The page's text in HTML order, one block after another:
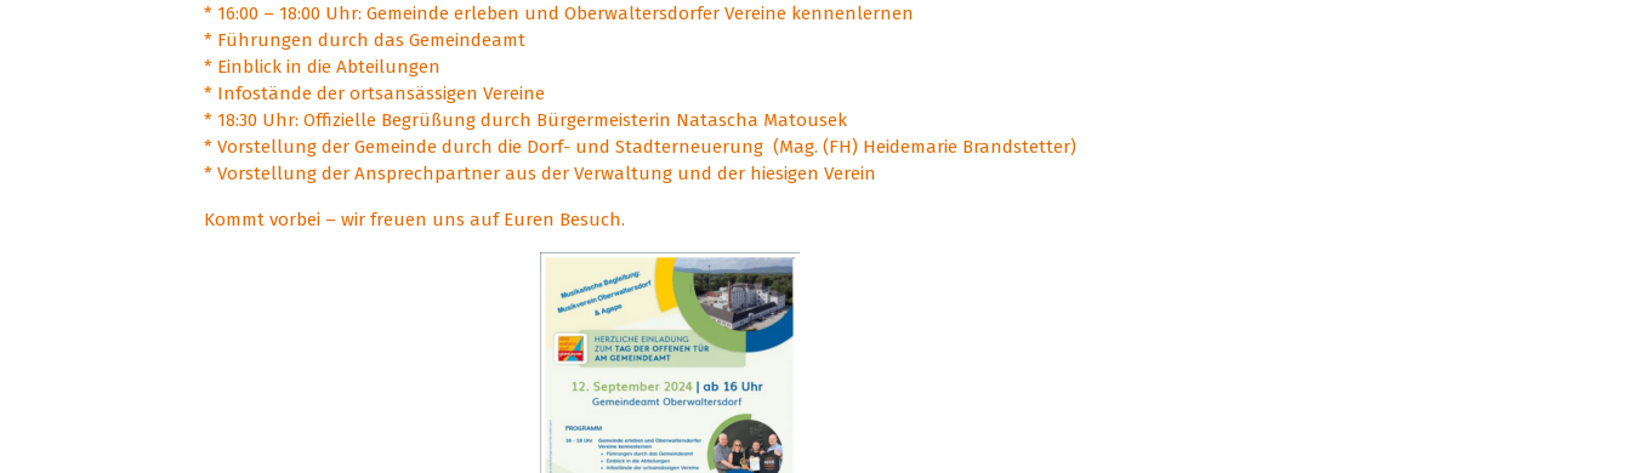
* 16:00 – 18:00 Uhr: Gemeinde erleben und Oberwaltersdorfer Vereine kennenlernen
* Führungen durch das Gemeindeamt
* Einblick in die Abteilungen
* Infostände der ortsansässigen Vereine
* 18:30 Uhr: Offizielle Begrüßung durch Bürgermeisterin Natascha Matousek
* Vorstellung der Gemeinde durch die Dorf- und Stadterneuerung (Mag. (FH) Heidemarie Brandstetter)
* Vorstellung der Ansprechpartner aus der Verwaltung und der hiesigen Verein
Kommt vorbei – wir freuen uns auf Euren Besuch.